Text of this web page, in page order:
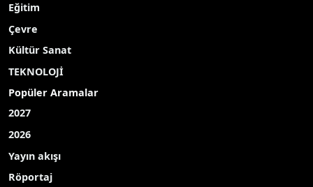
Eğitim
Çevre
Kültür Sanat
TEKNOLOJİ
Popüler Aramalar
2027
2026
Yayın akışı
Röportaj